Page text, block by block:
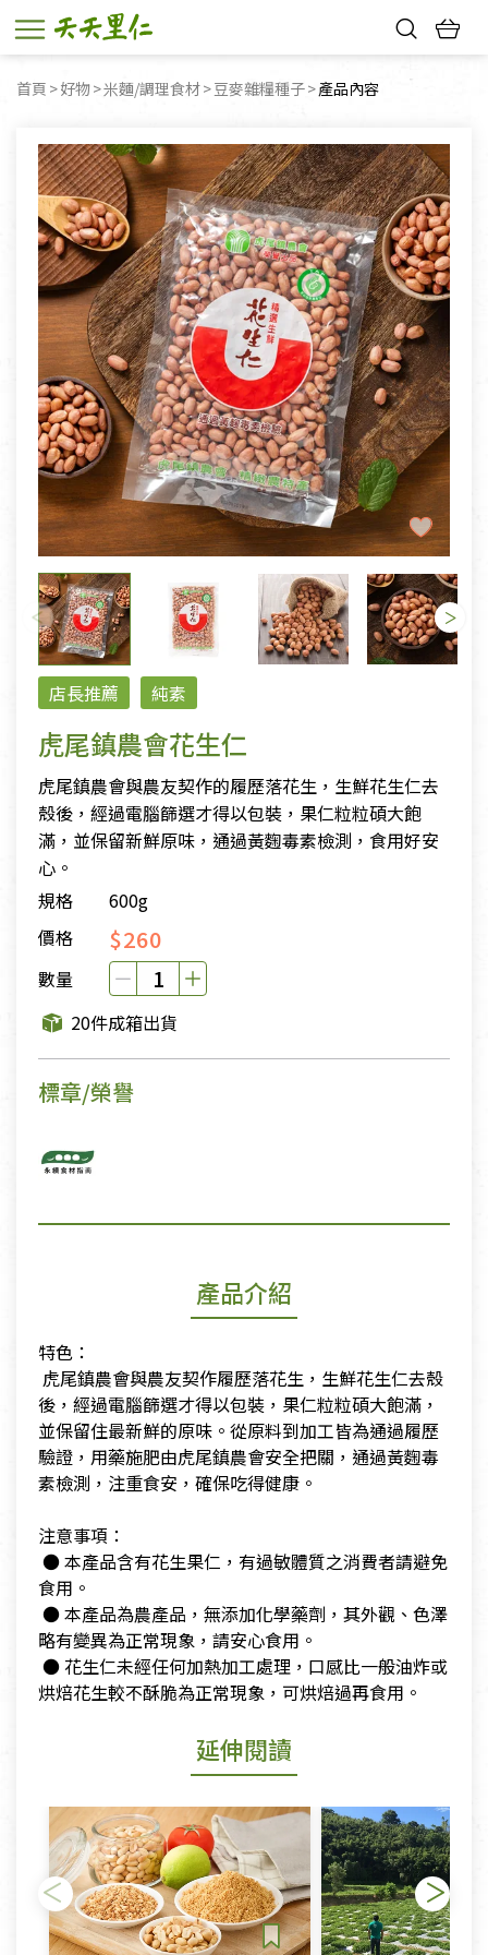
首頁 好物 米麵/調理食材 豆麥雜糧種子 目前頁面：
產品內容
店長推薦 純素
虎尾鎮農會花生仁
虎尾鎮農會與農友契作的履歷落花生，生鮮花生仁去
殼後，經過電腦篩選才得以包裝，果仁粒粒碩大飽
滿，並保留新鮮原味，通過黃麴毒素檢測，食用好安
心。
規格
600g
價格
$260
數量
20件成箱出貨
標章/榮譽
產品介紹
特色：
​ 虎尾鎮農會與農友契作履歷落花生，生鮮花生仁去殼
後，經過電腦篩選才得以包裝，果仁粒粒碩大飽滿，
並保留住最新鮮的原味。從原料到加工皆為通過履歷
驗證，用藥施肥由虎尾鎮農會安全把關，通過黃麴毒
素檢測，注重食安，確保吃得健康。
​注意事項：
​ ● 本產品含有花生果仁，有過敏體質之消費者請避免
食用。
​ ● 本產品為農產品，無添加化學藥劑，其外觀、色澤
略有變異為正常現象，請安心食用。
​ ● 花生仁未經任何加熱加工處理，口感比一般油炸或
烘焙花生較不酥脆為正常現象，可烘焙過再食用。
延伸閱讀